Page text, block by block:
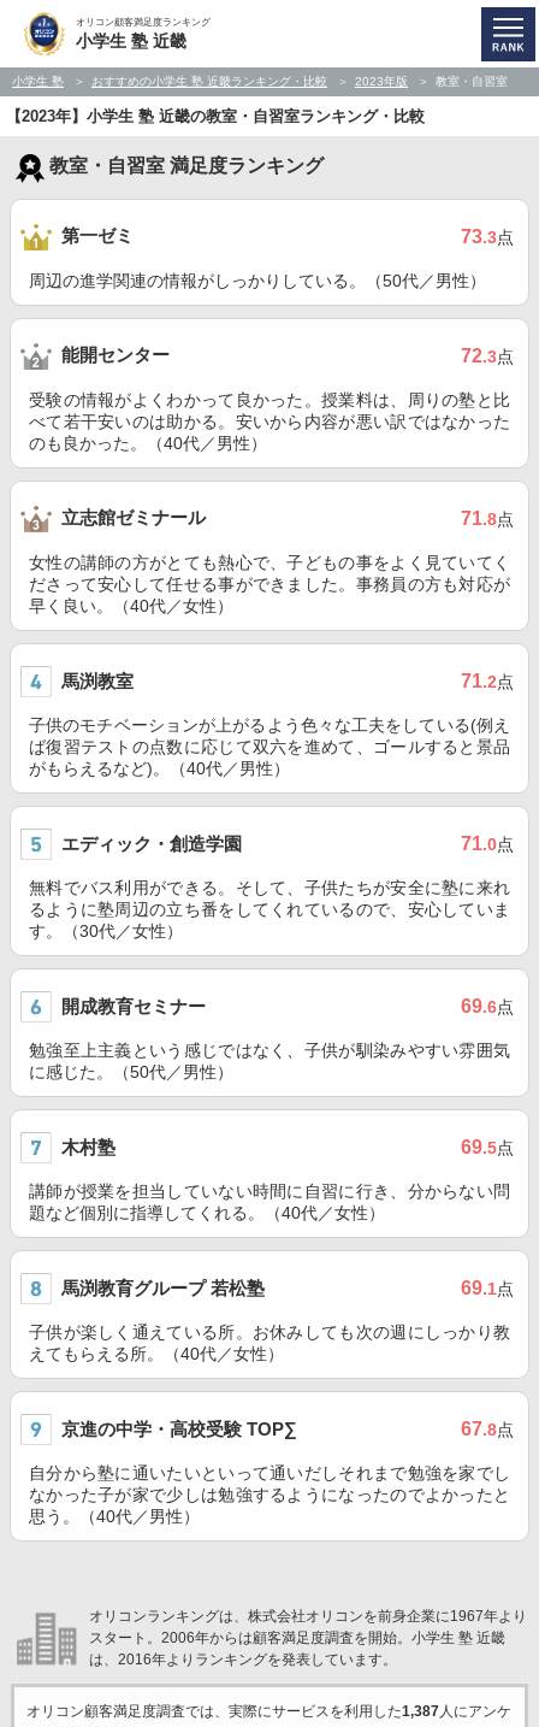
オリコン顧客満足度ランキング
小学生 塾 近畿
小学生 塾 おすすめの小学生 塾 近畿ランキング・比較 2023年版 教室・自習室
【2023年】小学生 塾 近畿の教室・自習室ランキング・比較
教室・自習室 満足度ランキング
第一ゼミ 73.3点
周辺の進学関連の情報がしっかりしている。（50代／男性）
能開センター 72.3点
受験の情報がよくわかって良かった。授業料は、周りの塾と比
べて若干安いのは助かる。安いから内容が悪い訳ではなかった
のも良かった。（40代／男性）
立志館ゼミナール 71.8点
女性の講師の方がとても熱心で、子どもの事をよく見ていてく
ださって安心して任せる事ができました。事務員の方も対応が
早く良い。（40代／女性）
馬渕教室 71.2点
子供のモチベーションが上がるよう色々な工夫をしている(例え
ば復習テストの点数に応じて双六を進めて、ゴールすると景品
がもらえるなど)。（40代／男性）
エディック・創造学園 71.0点
無料でバス利用ができる。そして、子供たちが安全に塾に来れ
るように塾周辺の立ち番をしてくれているので、安心していま
す。（30代／女性）
開成教育セミナー 69.6点
勉強至上主義という感じではなく、子供が馴染みやすい雰囲気
に感じた。（50代／男性）
木村塾 69.5点
講師が授業を担当していない時間に自習に行き、分からない問
題など個別に指導してくれる。（40代／女性）
馬渕教育グループ 若松塾 69.1点
子供が楽しく通えている所。お休みしても次の週にしっかり教
えてもらえる所。（40代／女性）
京進の中学・高校受験 TOP∑ 67.8点
自分から塾に通いたいといって通いだしそれまで勉強を家でし
なかった子が家で少しは勉強するようになったのでよかったと
思う。（40代／男性）
オリコンランキングは、株式会社オリコンを前身企業に1967年より
スタート。2006年からは顧客満足度調査を開始。小学生 塾 近畿
は、2016年よりランキングを発表しています。
オリコン顧客満足度調査では、実際にサービスを利用した1,387人にアンケ